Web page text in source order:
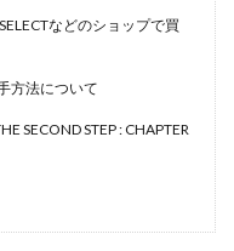
などのショップで買
方法について
SECOND STEP : CHAPTER